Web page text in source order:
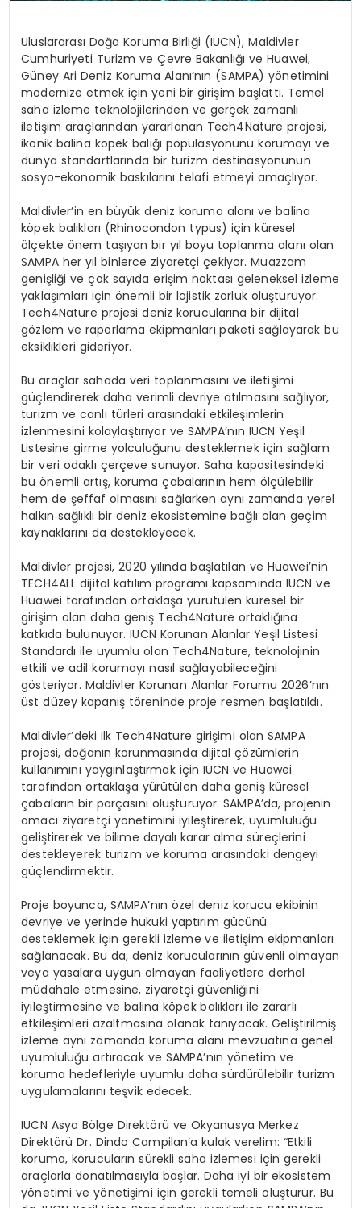
Uluslararası Doğa Koruma Birliği (IUCN), Maldivler
Cumhuriyeti Turizm ve Çevre Bakanlığı ve Huawei,
Güney Ari Deniz Koruma Alanı’nın (SAMPA) yönetimini
modernize etmek için yeni bir girişim başlattı. Temel
saha izleme teknolojilerinden ve gerçek zamanlı
iletişim araçlarından yararlanan Tech4Nature projesi,
ikonik balina köpek balığı popülasyonunu korumayı ve
dünya standartlarında bir turizm destinasyonunun
sosyo-ekonomik baskılarını telafi etmeyi amaçlıyor.
Maldivler’in en büyük deniz koruma alanı ve balina
köpek balıkları (Rhinocondon typus)için küresel
ölçekte önem taşıyan bir yıl boyu toplanma alanı olan
SAMPA her yıl binlerce ziyaretçi çekiyor.Muazzam
genişliği ve çok sayıda erişim noktası geleneksel izleme
yaklaşımları için önemli bir lojistik zorluk oluşturuyor.
Tech4Nature projesi deniz korucularına bir dijital
gözlem ve raporlama ekipmanları paketi sağlayarak bu
eksiklikleri gideriyor.
Bu araçlar sahada veri toplanmasını ve iletişimi
güçlendirerek daha verimli devriye atılmasını sağlıyor,
turizm ve canlı türleri arasındaki etkileşimlerin
izlenmesini kolaylaştırıyor ve SAMPA’nın IUCN Yeşil
Listesine girme yolculuğunu desteklemek için sağlam
bir veri odaklı çerçeve sunuyor. Saha kapasitesindeki
bu önemli artış, koruma çabalarının hem ölçülebilir
hem de şeffaf olmasını sağlarken aynı zamanda yerel
halkın sağlıklı bir deniz ekosistemine bağlı olan geçim
kaynaklarını da destekleyecek.
Maldivler projesi, 2020 yılında başlatılan ve Huawei’nin
TECH4ALL dijital katılım programı kapsamında IUCN ve
Huawei tarafından ortaklaşa yürütülen küresel bir
girişim olan daha geniş Tech4Nature ortaklığına
katkıda bulunuyor. IUCN Korunan Alanlar Yeşil Listesi
Standardı ile uyumlu olan Tech4Nature, teknolojinin
etkili ve adil korumayı nasıl sağlayabileceğini
gösteriyor. Maldivler Korunan Alanlar Forumu 2026’nın
üst düzey kapanış töreninde proje resmen başlatıldı.
Maldivler’deki ilk Tech4Nature girişimi olan SAMPA
projesi, doğanın korunmasında dijital çözümlerin
kullanımını yaygınlaştırmak için IUCN ve Huawei
tarafından ortaklaşa yürütülen daha geniş küresel
çabaların bir parçasını oluşturuyor. SAMPA’da, projenin
amacı ziyaretçi yönetimini iyileştirerek, uyumluluğu
geliştirerek ve bilime dayalı karar alma süreçlerini
destekleyerek turizm ve koruma arasındaki dengeyi
güçlendirmektir.
Proje boyunca, SAMPA’nın özel deniz korucu ekibinin
devriye ve yerinde hukuki yaptırım gücünü
desteklemek için gerekli izleme ve iletişim ekipmanları
sağlanacak. Bu da, deniz korucularının güvenli olmayan
veya yasalara uygun olmayan faaliyetlere derhal
müdahale etmesine, ziyaretçi güvenliğini
iyileştirmesine ve balina köpek balıkları ile zararlı
etkileşimleri azaltmasına olanak tanıyacak. Geliştirilmiş
izleme aynı zamanda koruma alanı mevzuatına genel
uyumluluğu artıracak ve SAMPA’nın yönetim ve
koruma hedefleriyle uyumlu daha sürdürülebilir turizm
uygulamalarını teşvik edecek.
IUCN Asya Bölge Direktörü ve Okyanusya Merkez
Direktörü Dr. Dindo Campilan’a kulak verelim: “Etkili
koruma, korucuların sürekli saha izlemesi için gerekli
araçlarla donatılmasıyla başlar. Daha iyi bir ekosistem
yönetimi ve yönetişimi için gerekli temeli oluşturur. Bu